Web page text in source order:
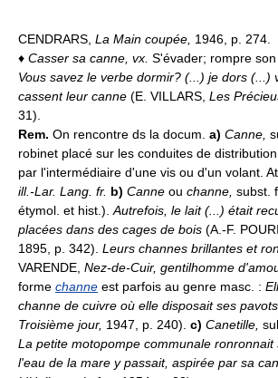
CENDRARS, La Main coupée, 1946, p. 274.
♦ Casser sa canne, vx. S'évader; rompre
Vous savez le verbe dormir? (...) je dors
cassent leur canne (E. VILLARS, Les
31).
Rem. On rencontre ds la docum. a) Canne,
robinet placé sur les conduites de
par l'intermédiaire d'une vis ou d'un volant.
ill.-Lar. Lang. fr. b) Canne ou channe, subst.
étymol. et hist.).Autrefois, le lait (...) était
placées dans des cages de bois (A.-F.
1895, p. 342). Leurs channes brillantes et
VARENDE, Nez-de-Cuir, gentilhomme
forme channe est parfois au genre masc. :
channe de cuivre où elle disposait ses
Troisième jour, 1947, p. 240). c) Canetille,
La petite motopompe communale
l'eau de la mare y passait, aspirée par sa